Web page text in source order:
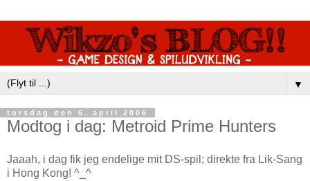
▼
torsdag den 6. april 2006
Modtog i dag: Metroid Prime Hunters
Jaaah, i dag fik jeg endelige mit DS-spil; direkte fra Lik-Sang
i Hong Kong! ^_^